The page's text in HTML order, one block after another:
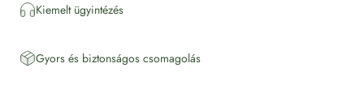
Kiemelt ügyintézés
Gyors és biztonságos csomagolás